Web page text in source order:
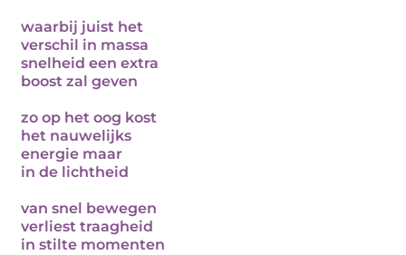
waarbij juist het
verschil in massa
snelheid een extra
boost zal geven
zo op het oog kost
het nauwelijks
energie maar
in de lichtheid
van snel bewegen
verliest traagheid
in stilte momenten